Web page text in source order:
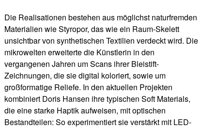
Die Realisationen bestehen aus möglichst naturfremden
Materialien wie Styropor, das wie ein Raum-Skelett
unsichtbar von synthetischen Textilien verdeckt wird. Die
mikrowelten erweiterte die Künstlerin in den
vergangenen Jahren um Scans ihrer Bleistift-
Zeichnungen, die sie digital koloriert, sowie um
großformatige Reliefe. In den aktuellen Projekten
kombiniert Doris Hansen ihre typischen Soft Materials,
die eine starke Haptik aufweisen, mit optischen
Bestandteilen: So experimentiert sie verstärkt mit LED-